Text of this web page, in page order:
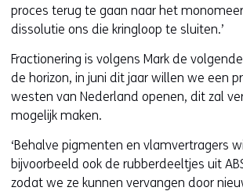
proces terug te gaan naar het
dissolutie ons die kringloop te sluiten.’
Fractionering is volgens Mark de
de horizon, in juni dit jaar willen we een
westen van Nederland openen, dit zal
mogelijk maken.
‘Behalve pigmenten en vlamvertragers
bijvoorbeeld ook de rubberdeeltjes uit
zodat we ze kunnen vervangen door